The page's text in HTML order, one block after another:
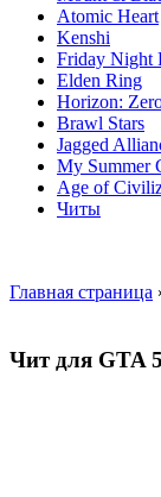
Atomic Heart
Kenshi
Friday Night
Elden Ring
Horizon:
Brawl Stars
Jagged
My Summer
Age of
Читы
Главная страница
Чит для GTA